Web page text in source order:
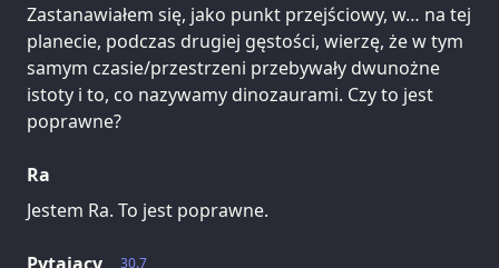
Zastanawiałem się, jako punkt przejściowy, w… na tej
planecie, podczas drugiej gęstości, wierzę, że w tym
samym czasie/przestrzeni przebywały dwunożne
istoty i to, co nazywamy dinozaurami. Czy to jest
poprawne?
Ra
Jestem Ra. To jest poprawne.
30.7
Pytający